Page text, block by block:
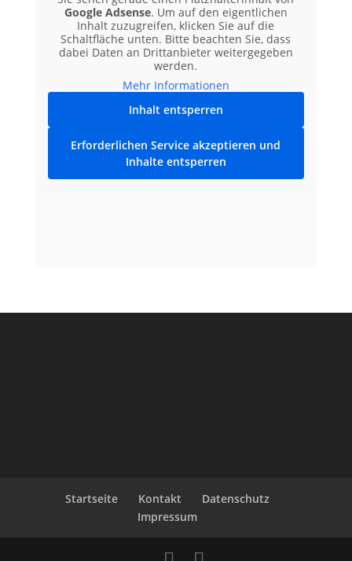
Google Adsense. Um auf den eigentlichen
Inhalt zuzugreifen, klicken Sie auf die
Schaltfläche unten. Bitte beachten Sie, dass
dabei Daten an Drittanbieter weitergegeben
werden.
Mehr Informationen
Inhalt entsperren
Erforderlichen Service akzeptieren und
Inhalte entsperren
Startseite Kontakt
Datenschutz
Impressum